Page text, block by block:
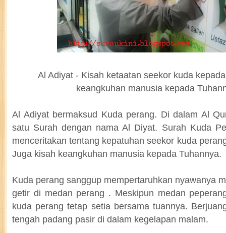
Al Adiyat - Kisah ketaatan seekor kuda
keangkuhan manusia kepada
Al Adiyat bermaksud Kuda perang. Di dalam Al
satu Surah dengan nama Al Diyat. Surah Kuda
menceritakan tentang kepatuhan seekor kuda
Juga kisah keangkuhan manusia kepada Tuhannya.
Kuda perang sanggup mempertaruhkan nyawanya
getir di medan perang . Meskipun medan
kuda perang tetap setia bersama tuannya.
tengah padang pasir di dalam kegelapan malam.